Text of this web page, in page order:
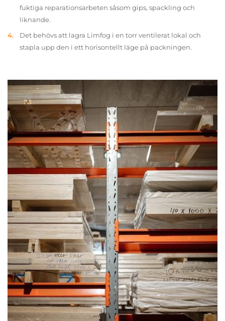
fuktiga reparationsarbeten såsom gips, spackling och
liknande.
Det behövs att lagra Limfog i en torr ventilerat lokal och
stapla upp den i ett horisontellt läge på packningen.